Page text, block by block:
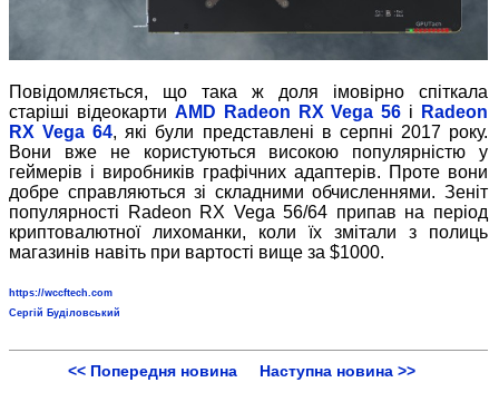
Повідомляється, що така ж доля імовірно спіткала
старіші відеокарти AMD Radeon RX Vega 56 і
Radeon
RX Vega 64, які були представлені в серпні 2017 року.
Вони вже не користуються високою популярністю у
геймерів і виробників графічних адаптерів. Проте вони
добре справляються зі складними обчисленнями. Зеніт
популярності Radeon RX Vega 56/64 припав на період
криптовалютної лихоманки, коли їх змітали з полиць
магазинів навіть при вартості вище за $1000.
https://wccftech.com
Сергій Буділовський
<< Попередня новина Наступна новина >>